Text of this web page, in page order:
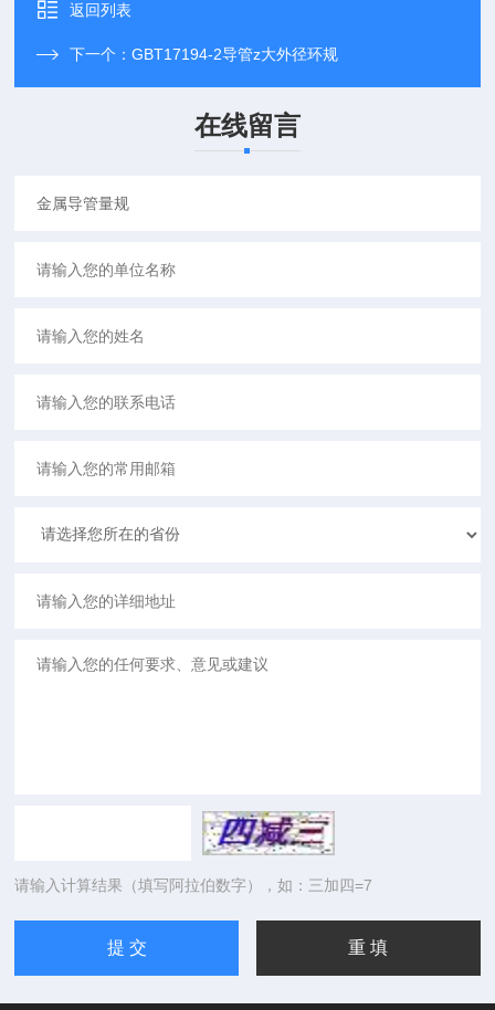
返回列表
下一个：GBT17194-2导管z大外径环规
在线留言
请输入计算结果（填写阿拉伯数字），如：三加四=7